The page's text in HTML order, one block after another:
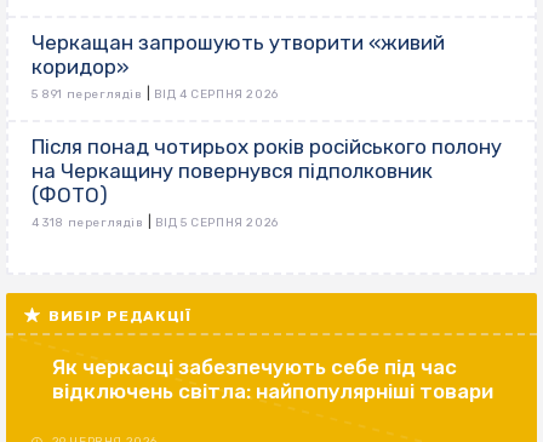
Черкащан запрошують утворити «живий
коридор»
5 891 переглядів ВІД 4 СЕРПНЯ 2026
Після понад чотирьох років російського полону
на Черкащину повернувся підполковник
(ФОТО)
4 318 переглядів ВІД 5 СЕРПНЯ 2026
ВИБІР РЕДАКЦІЇ
Як черкасці забезпечують себе під час
відключень світла: найпопулярніші товари